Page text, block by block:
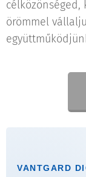
örömmel
VANTGARD